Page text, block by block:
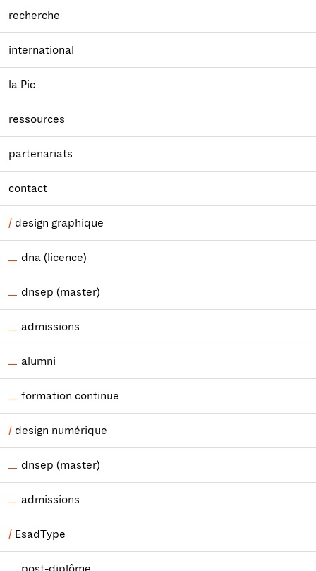
recherche
international
la Pic
ressources
partenariats
contact
design graphique
dna (licence)
dnsep (master)
admissions
alumni
formation continue
design numérique
dnsep (master)
admissions
EsadType